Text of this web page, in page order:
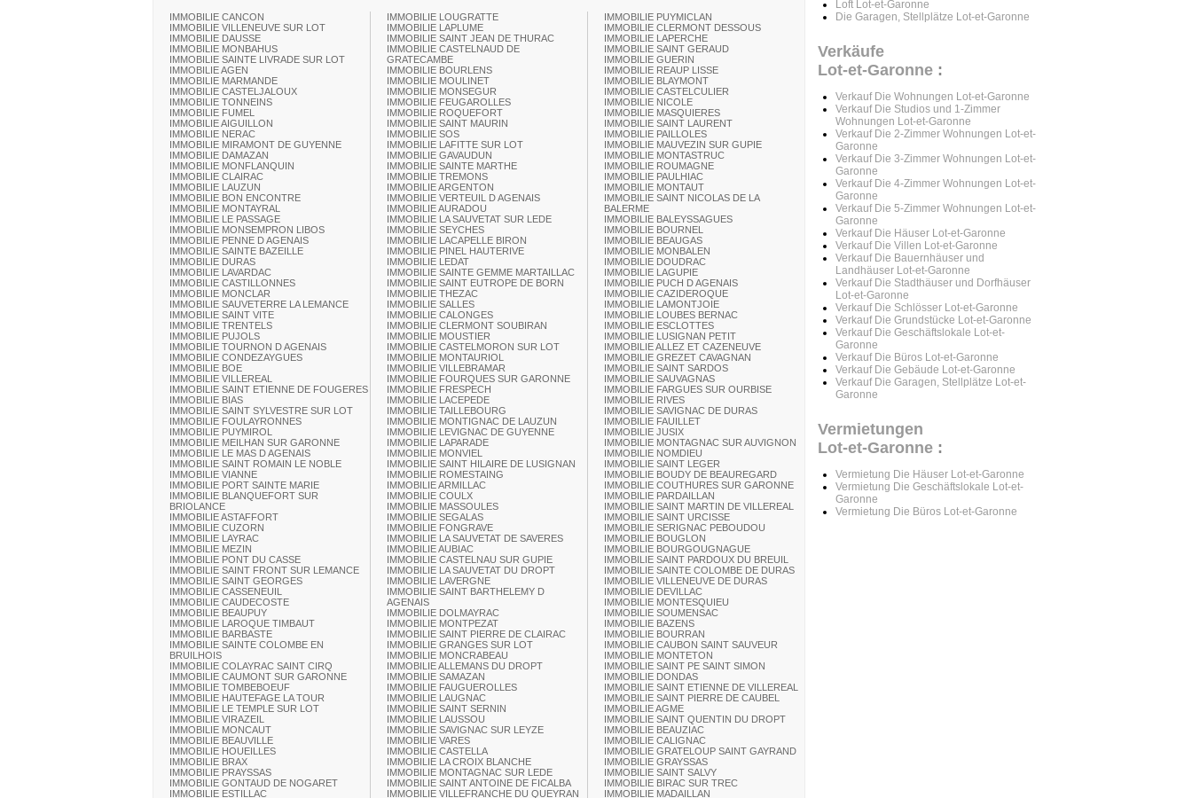
IMMOBILIE CANCON
IMMOBILIE VILLENEUVE SUR LOT
IMMOBILIE DAUSSE
IMMOBILIE MONBAHUS
IMMOBILIE SAINTE LIVRADE SUR LOT
IMMOBILIE AGEN
IMMOBILIE MARMANDE
IMMOBILIE CASTELJALOUX
IMMOBILIE TONNEINS
IMMOBILIE FUMEL
IMMOBILIE AIGUILLON
IMMOBILIE NERAC
IMMOBILIE MIRAMONT DE GUYENNE
IMMOBILIE DAMAZAN
IMMOBILIE MONFLANQUIN
IMMOBILIE CLAIRAC
IMMOBILIE LAUZUN
IMMOBILIE BON ENCONTRE
IMMOBILIE MONTAYRAL
IMMOBILIE LE PASSAGE
IMMOBILIE MONSEMPRON LIBOS
IMMOBILIE PENNE D AGENAIS
IMMOBILIE SAINTE BAZEILLE
IMMOBILIE DURAS
IMMOBILIE LAVARDAC
IMMOBILIE CASTILLONNES
IMMOBILIE MONCLAR
IMMOBILIE SAUVETERRE LA LEMANCE
IMMOBILIE SAINT VITE
IMMOBILIE TRENTELS
IMMOBILIE PUJOLS
IMMOBILIE TOURNON D AGENAIS
IMMOBILIE CONDEZAYGUES
IMMOBILIE BOE
IMMOBILIE VILLEREAL
IMMOBILIE SAINT ETIENNE DE FOUGERES
IMMOBILIE BIAS
IMMOBILIE SAINT SYLVESTRE SUR LOT
IMMOBILIE FOULAYRONNES
IMMOBILIE PUYMIROL
IMMOBILIE MEILHAN SUR GARONNE
IMMOBILIE LE MAS D AGENAIS
IMMOBILIE SAINT ROMAIN LE NOBLE
IMMOBILIE VIANNE
IMMOBILIE PORT SAINTE MARIE
IMMOBILIE BLANQUEFORT SUR
BRIOLANCE
IMMOBILIE ASTAFFORT
IMMOBILIE CUZORN
IMMOBILIE LAYRAC
IMMOBILIE MEZIN
IMMOBILIE PONT DU CASSE
IMMOBILIE SAINT FRONT SUR LEMANCE
IMMOBILIE SAINT GEORGES
IMMOBILIE CASSENEUIL
IMMOBILIE CAUDECOSTE
IMMOBILIE BEAUPUY
IMMOBILIE LAROQUE TIMBAUT
IMMOBILIE BARBASTE
IMMOBILIE SAINTE COLOMBE EN
BRUILHOIS
IMMOBILIE COLAYRAC SAINT CIRQ
IMMOBILIE CAUMONT SUR GARONNE
IMMOBILIE TOMBEBOEUF
IMMOBILIE HAUTEFAGE LA TOUR
IMMOBILIE LE TEMPLE SUR LOT
IMMOBILIE VIRAZEIL
IMMOBILIE MONCAUT
IMMOBILIE BEAUVILLE
IMMOBILIE HOUEILLES
IMMOBILIE BRAX
IMMOBILIE PRAYSSAS
IMMOBILIE GONTAUD DE NOGARET
IMMOBILIE ESTILLAC
IMMOBILIE LOUGRATTE
IMMOBILIE LAPLUME
IMMOBILIE SAINT JEAN DE THURAC
IMMOBILIE CASTELNAUD DE
GRATECAMBE
IMMOBILIE BOURLENS
IMMOBILIE MOULINET
IMMOBILIE MONSEGUR
IMMOBILIE FEUGAROLLES
IMMOBILIE ROQUEFORT
IMMOBILIE SAINT MAURIN
IMMOBILIE SOS
IMMOBILIE LAFITTE SUR LOT
IMMOBILIE GAVAUDUN
IMMOBILIE SAINTE MARTHE
IMMOBILIE TREMONS
IMMOBILIE ARGENTON
IMMOBILIE VERTEUIL D AGENAIS
IMMOBILIE AURADOU
IMMOBILIE LA SAUVETAT SUR LEDE
IMMOBILIE SEYCHES
IMMOBILIE LACAPELLE BIRON
IMMOBILIE PINEL HAUTERIVE
IMMOBILIE LEDAT
IMMOBILIE SAINTE GEMME MARTAILLAC
IMMOBILIE SAINT EUTROPE DE BORN
IMMOBILIE THEZAC
IMMOBILIE SALLES
IMMOBILIE CALONGES
IMMOBILIE CLERMONT SOUBIRAN
IMMOBILIE MOUSTIER
IMMOBILIE CASTELMORON SUR LOT
IMMOBILIE MONTAURIOL
IMMOBILIE VILLEBRAMAR
IMMOBILIE FOURQUES SUR GARONNE
IMMOBILIE FRESPECH
IMMOBILIE LACEPEDE
IMMOBILIE TAILLEBOURG
IMMOBILIE MONTIGNAC DE LAUZUN
IMMOBILIE LEVIGNAC DE GUYENNE
IMMOBILIE LAPARADE
IMMOBILIE MONVIEL
IMMOBILIE SAINT HILAIRE DE LUSIGNAN
IMMOBILIE ROMESTAING
IMMOBILIE ARMILLAC
IMMOBILIE COULX
IMMOBILIE MASSOULES
IMMOBILIE SEGALAS
IMMOBILIE FONGRAVE
IMMOBILIE LA SAUVETAT DE SAVERES
IMMOBILIE AUBIAC
IMMOBILIE CASTELNAU SUR GUPIE
IMMOBILIE LA SAUVETAT DU DROPT
IMMOBILIE LAVERGNE
IMMOBILIE SAINT BARTHELEMY D
AGENAIS
IMMOBILIE DOLMAYRAC
IMMOBILIE MONTPEZAT
IMMOBILIE SAINT PIERRE DE CLAIRAC
IMMOBILIE GRANGES SUR LOT
IMMOBILIE MONCRABEAU
IMMOBILIE ALLEMANS DU DROPT
IMMOBILIE SAMAZAN
IMMOBILIE FAUGUEROLLES
IMMOBILIE LAUGNAC
IMMOBILIE SAINT SERNIN
IMMOBILIE LAUSSOU
IMMOBILIE SAVIGNAC SUR LEYZE
IMMOBILIE VARES
IMMOBILIE CASTELLA
IMMOBILIE LA CROIX BLANCHE
IMMOBILIE MONTAGNAC SUR LEDE
IMMOBILIE SAINT ANTOINE DE FICALBA
IMMOBILIE VILLEFRANCHE DU QUEYRAN
IMMOBILIE PUYMICLAN
IMMOBILIE CLERMONT DESSOUS
IMMOBILIE LAPERCHE
IMMOBILIE SAINT GERAUD
IMMOBILIE GUERIN
IMMOBILIE REAUP LISSE
IMMOBILIE BLAYMONT
IMMOBILIE CASTELCULIER
IMMOBILIE NICOLE
IMMOBILIE MASQUIERES
IMMOBILIE SAINT LAURENT
IMMOBILIE PAILLOLES
IMMOBILIE MAUVEZIN SUR GUPIE
IMMOBILIE MONTASTRUC
IMMOBILIE ROUMAGNE
IMMOBILIE PAULHIAC
IMMOBILIE MONTAUT
IMMOBILIE SAINT NICOLAS DE LA
BALERME
IMMOBILIE BALEYSSAGUES
IMMOBILIE BOURNEL
IMMOBILIE BEAUGAS
IMMOBILIE MONBALEN
IMMOBILIE DOUDRAC
IMMOBILIE LAGUPIE
IMMOBILIE PUCH D AGENAIS
IMMOBILIE CAZIDEROQUE
IMMOBILIE LAMONTJOIE
IMMOBILIE LOUBES BERNAC
IMMOBILIE ESCLOTTES
IMMOBILIE LUSIGNAN PETIT
IMMOBILIE ALLEZ ET CAZENEUVE
IMMOBILIE GREZET CAVAGNAN
IMMOBILIE SAINT SARDOS
IMMOBILIE SAUVAGNAS
IMMOBILIE FARGUES SUR OURBISE
IMMOBILIE RIVES
IMMOBILIE SAVIGNAC DE DURAS
IMMOBILIE FAUILLET
IMMOBILIE JUSIX
IMMOBILIE MONTAGNAC SUR AUVIGNON
IMMOBILIE NOMDIEU
IMMOBILIE SAINT LEGER
IMMOBILIE BOUDY DE BEAUREGARD
IMMOBILIE COUTHURES SUR GARONNE
IMMOBILIE PARDAILLAN
IMMOBILIE SAINT MARTIN DE VILLEREAL
IMMOBILIE SAINT URCISSE
IMMOBILIE SERIGNAC PEBOUDOU
IMMOBILIE BOUGLON
IMMOBILIE BOURGOUGNAGUE
IMMOBILIE SAINT PARDOUX DU BREUIL
IMMOBILIE SAINTE COLOMBE DE DURAS
IMMOBILIE VILLENEUVE DE DURAS
IMMOBILIE DEVILLAC
IMMOBILIE MONTESQUIEU
IMMOBILIE SOUMENSAC
IMMOBILIE BAZENS
IMMOBILIE BOURRAN
IMMOBILIE CAUBON SAINT SAUVEUR
IMMOBILIE MONTETON
IMMOBILIE SAINT PE SAINT SIMON
IMMOBILIE DONDAS
IMMOBILIE SAINT ETIENNE DE VILLEREAL
IMMOBILIE SAINT PIERRE DE CAUBEL
IMMOBILIE AGME
IMMOBILIE SAINT QUENTIN DU DROPT
IMMOBILIE BEAUZIAC
IMMOBILIE CALIGNAC
IMMOBILIE GRATELOUP SAINT GAYRAND
IMMOBILIE GRAYSSAS
IMMOBILIE SAINT SALVY
IMMOBILIE BIRAC SUR TREC
IMMOBILIE MADAILLAN
Loft Lot-et-Garonne
Die Garagen, Stellplätze Lot-et-Garonne
Verkäufe
Lot-et-Garonne :
Verkauf Die Wohnungen Lot-et-Garonne
Verkauf Die Studios und 1-Zimmer
Wohnungen Lot-et-Garonne
Verkauf Die 2-Zimmer Wohnungen Lot-et-
Garonne
Verkauf Die 3-Zimmer Wohnungen Lot-et-
Garonne
Verkauf Die 4-Zimmer Wohnungen Lot-et-
Garonne
Verkauf Die 5-Zimmer Wohnungen Lot-et-
Garonne
Verkauf Die Häuser Lot-et-Garonne
Verkauf Die Villen Lot-et-Garonne
Verkauf Die Bauernhäuser und
Landhäuser Lot-et-Garonne
Verkauf Die Stadthäuser und Dorfhäuser
Lot-et-Garonne
Verkauf Die Schlösser Lot-et-Garonne
Verkauf Die Grundstücke Lot-et-Garonne
Verkauf Die Geschäftslokale Lot-et-
Garonne
Verkauf Die Büros Lot-et-Garonne
Verkauf Die Gebäude Lot-et-Garonne
Verkauf Die Garagen, Stellplätze Lot-et-
Garonne
Vermietungen
Lot-et-Garonne :
Vermietung Die Häuser Lot-et-Garonne
Vermietung Die Geschäftslokale Lot-et-
Garonne
Vermietung Die Büros Lot-et-Garonne